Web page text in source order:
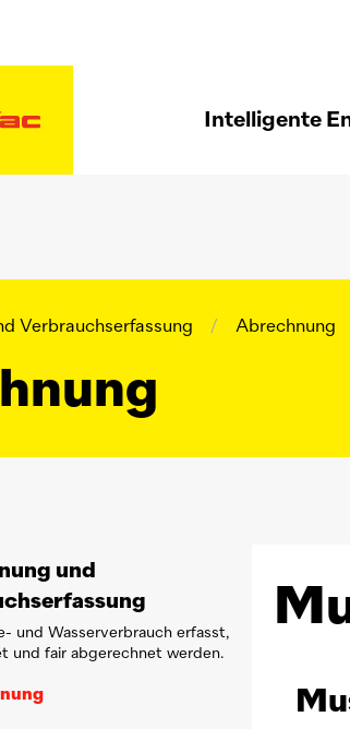
Intelligente
Verbrauchserfassung / Abrechnung
und
und Wasserverbrauch erfasst,
und fair abgerechnet werden.